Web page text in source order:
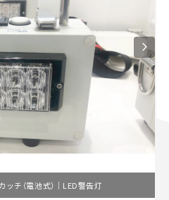
チ（電池式）｜LED警告灯